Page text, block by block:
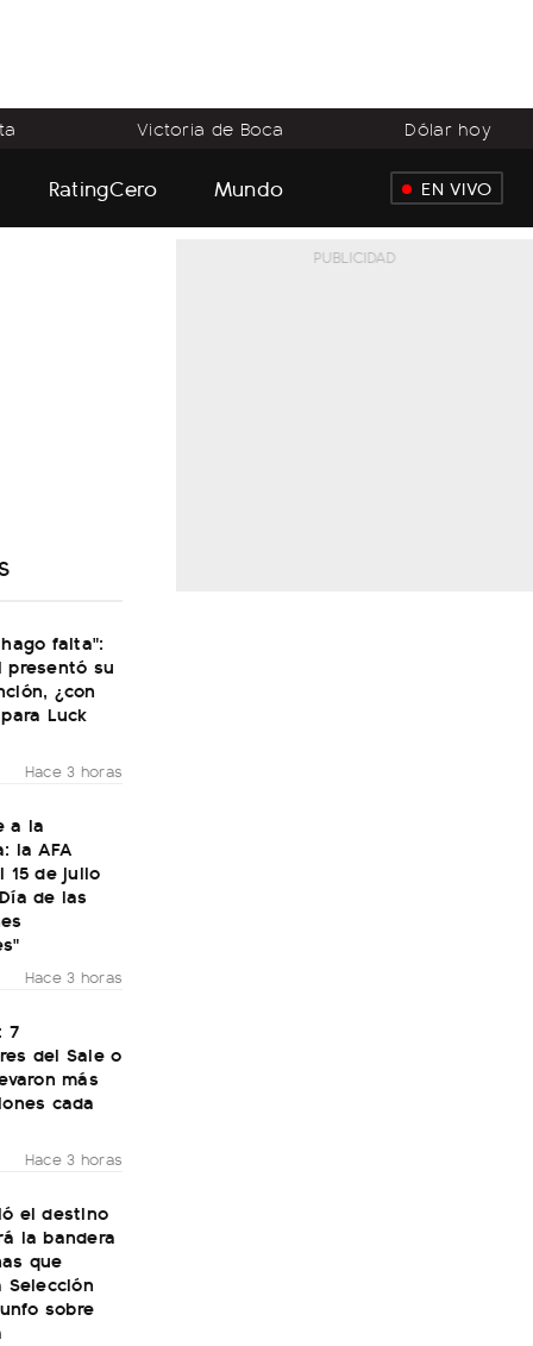
Victoria de Boca Dólar hoy
RatingCero Mundo EN VIVO
falta":
presentó su
¿con
Luck
Hace 3 horas
a la
la AFA
15 de julio
de las
Hace 3 horas
7
del Sale o
más
cada
Hace 3 horas
el destino
la bandera
que
sobre